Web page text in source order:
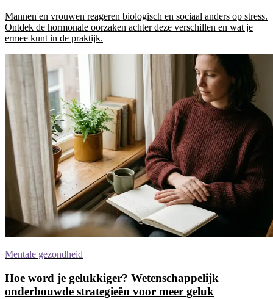
Mannen en vrouwen reageren biologisch en sociaal anders op stress.
Ontdek de hormonale oorzaken achter deze verschillen en wat je
ermee kunt in de praktijk.
Mentale gezondheid
Hoe word je gelukkiger? Wetenschappelijk
onderbouwde strategieën voor meer geluk